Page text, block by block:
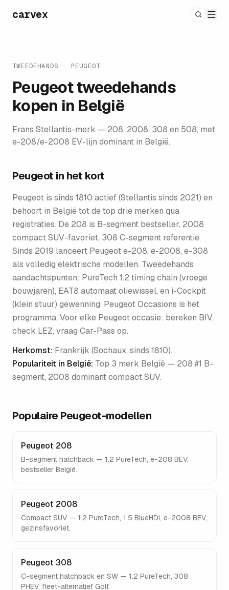
carvex
TWEEDEHANDS · PEUGEOT
Peugeottweedehands
kopen in België
Frans Stellantis-merk — 208, 2008, 308 en 508, met
e-208/e-2008 EV-lijn dominant in België.
Peugeot in het kort
Peugeot is sinds 1810 actief (Stellantis sinds 2021) en
behoort in België tot de top drie merken qua
registraties. De 208 is B-segment bestseller, 2008
compact SUV-favoriet, 308 C-segment referentie.
Sinds 2019 lanceert Peugeot e-208, e-2008, e-308
als volledig elektrische modellen. Tweedehands
aandachtspunten: PureTech 1.2 timing chain (vroege
bouwjaren), EAT8 automaat oliewissel, en i-Cockpit
(klein stuur) gewenning. Peugeot Occasions is het
programma. Voor elke Peugeot occasie: bereken BIV,
check LEZ, vraag Car-Pass op.
Herkomst: Frankrijk (Sochaux, sinds 1810).
Populariteit in België: Top 3 merk België — 208 #1 B-
segment, 2008 dominant compact SUV.
Populaire Peugeot-modellen
Peugeot 208
B-segment hatchback — 1.2 PureTech, e-208 BEV,
bestseller België.
Peugeot 2008
Compact SUV — 1.2 PureTech, 1.5 BlueHDi, e-2008 BEV,
gezinsfavoriet.
Peugeot 308
C-segment hatchback en SW — 1.2 PureTech, 308
PHEV, fleet-alternatief Golf.